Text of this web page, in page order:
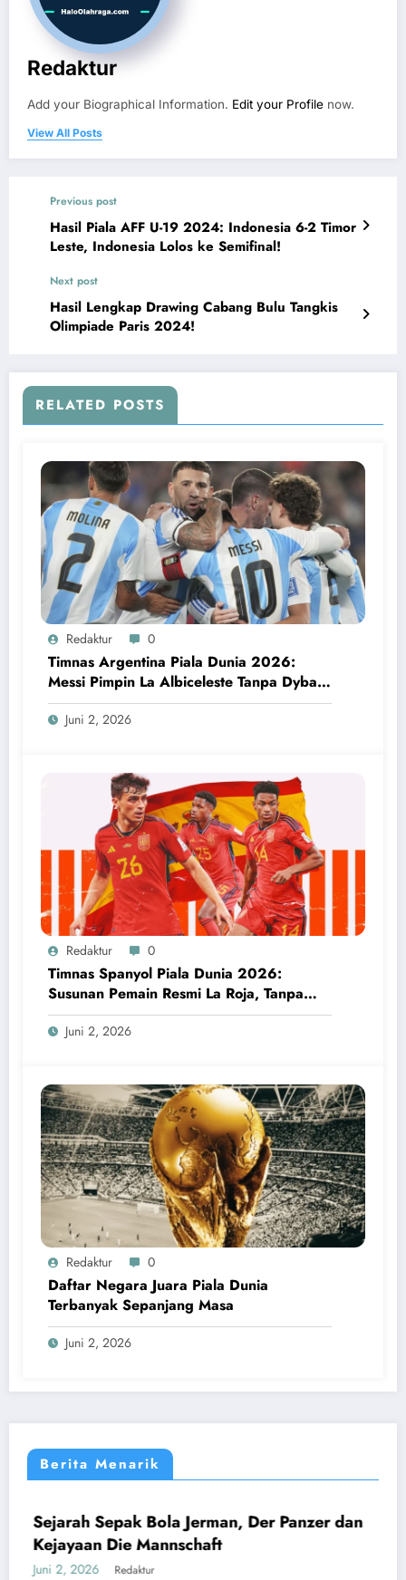
Redaktur
Add your Biographical Information. Edit your Profile now.
View All Posts
Previous post
Hasil Piala AFF U-19 2024: Indonesia 6-2 Timor
Leste, Indonesia Lolos ke Semifinal!
Next post
Hasil Lengkap Drawing Cabang Bulu Tangkis
Olimpiade Paris 2024!
RELATED POSTS
Redaktur 0
Timnas Argentina Piala Dunia 2026:
Messi Pimpin La Albiceleste Tanpa Dybala
dan Garnacho
Juni 2, 2026
Redaktur 0
Timnas Spanyol Piala Dunia 2026:
Susunan Pemain Resmi La Roja, Tanpa
Wakil Real Madrid
Juni 2, 2026
Redaktur 0
Daftar Negara Juara Piala Dunia
Terbanyak Sepanjang Masa
Juni 2, 2026
Berita Menarik
Der Panzer dan
DUNIA